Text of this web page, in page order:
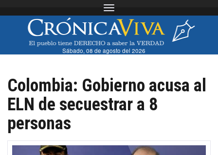
Toggle navigation
Sábado, 08 de agosto del 2026
Colombia: Gobierno acusa al
ELN de secuestrar a 8
personas